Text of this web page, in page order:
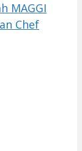
MAGGI
Chef